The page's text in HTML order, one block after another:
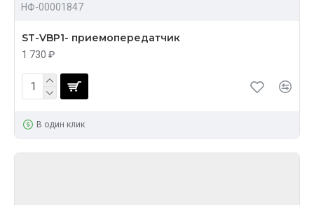
НФ-00001847
ST-VBP1- приемопередатчик
1 730 ₽
В один клик